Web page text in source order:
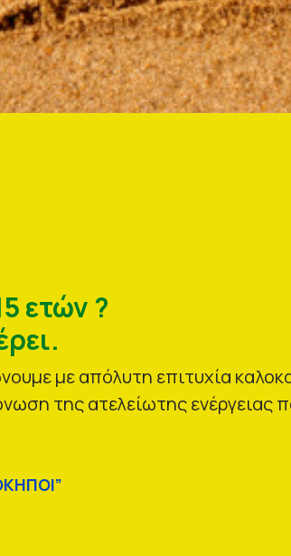
ετών ?
με απόλυτη επιτυχία
της ατελείωτης ενέργειας